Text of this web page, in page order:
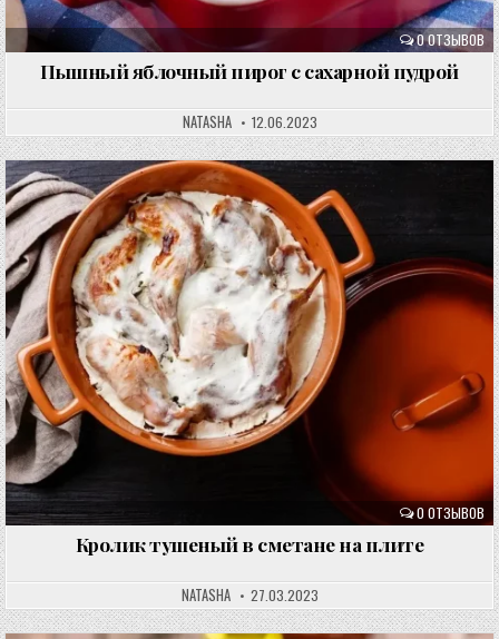
0 ОТЗЫВОВ
Пышный яблочный пирог с сахарной пудрой
NATASHA 12.06.2023
0 ОТЗЫВОВ
Кролик тушеный в сметане на плите
NATASHA 27.03.2023